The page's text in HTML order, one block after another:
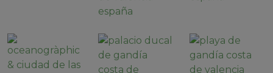
función de tu propio gusto. La ciudad de Valencia es
en cuanto a ocio o por querer recorrer los
monumentos y atracciones culturales de la ciudad.
Destaca el imponenteOceanogràphic,la Ciudad de